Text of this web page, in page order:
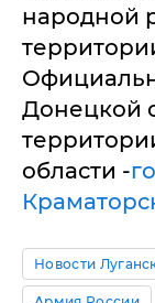
народной
Донецкой
области -
Новости